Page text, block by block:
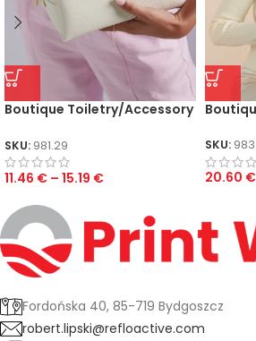
Boutique Toiletry/Accessory
SKU: 981.29
11.46 € – 15.19 €
SKU:
20.60 €
Fordońska 40, 85-719 Bydgoszcz
robert.lipski@refloactive.com